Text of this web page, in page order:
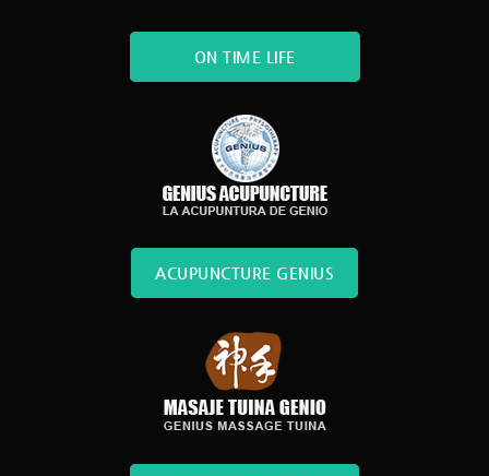
ON TIME LIFE
ACUPUNCTURE GENIUS